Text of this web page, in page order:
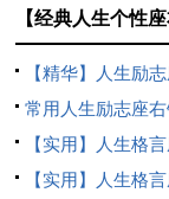
【经典人生个性
【精华】人生励
73句
常用人生励志座
【实用】人生格
79句【实用】人生格